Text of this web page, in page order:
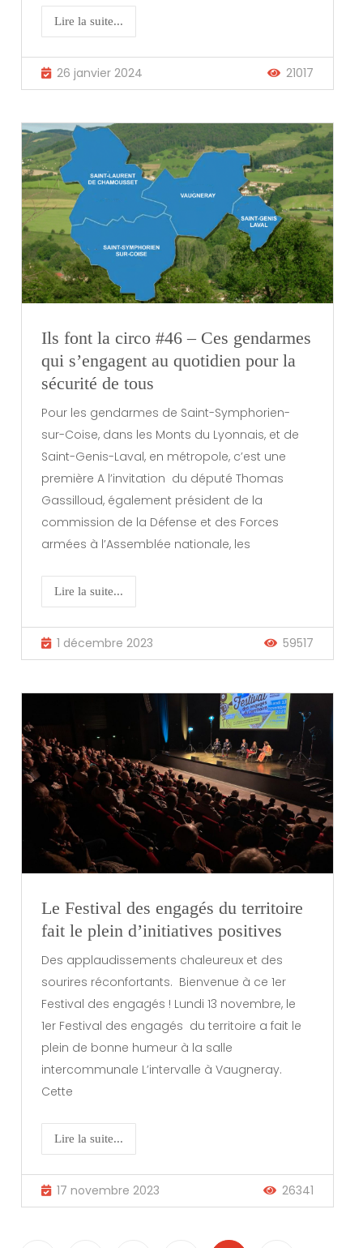
Lire la suite...
26 janvier 2024 21017
Ils font la circo #46 – Ces gendarmes
qui s’engagent au quotidien pour la
sécurité de tous
Pour les gendarmes de Saint-Symphorien-
sur-Coise, dans les Monts du Lyonnais, et de
Saint-Genis-Laval, en métropole, c’est une
première A l’invitation du député Thomas
Gassilloud, également président de la
commission de la Défense et des Forces
armées à l’Assemblée nationale, les
Lire la suite...
1 décembre 2023 59517
Le Festival des engagés du territoire
fait le plein d’initiatives positives
Des applaudissements chaleureux et des
sourires réconfortants. Bienvenue à ce 1er
Festival des engagés ! Lundi 13 novembre, le
1er Festival des engagés du territoire a fait le
plein de bonne humeur à la salle
intercommunale L’intervalle à Vaugneray.
Cette
Lire la suite...
17 novembre 2023 26341